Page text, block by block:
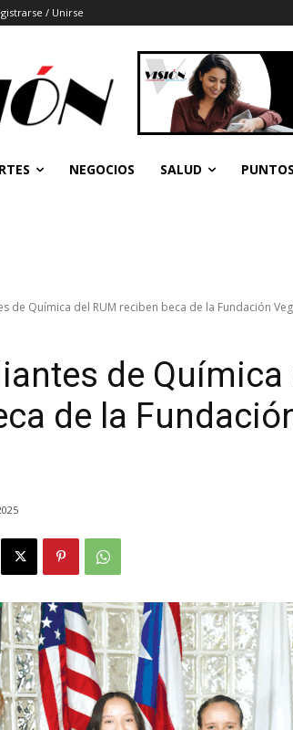
/ Unirse
NEGOCIOS SALUD
de Química del RUM reciben beca de la Fundación
de Química
de la